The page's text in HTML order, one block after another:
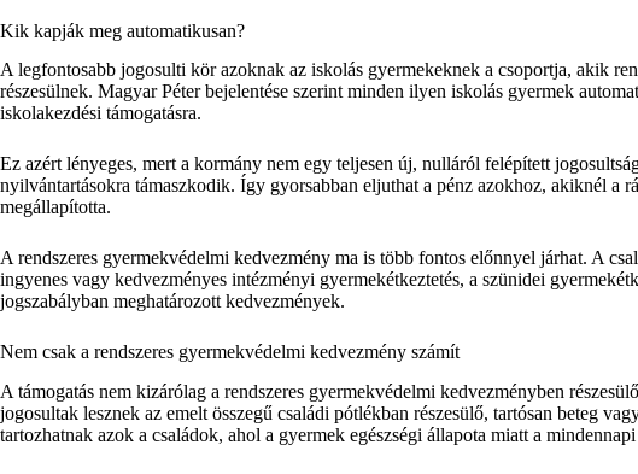
Kik kapják meg automatikusan?
A legfontosabb jogosulti kör azoknak az iskolás gyermekeknek a csoportja, akik
részesülnek. Magyar Péter bejelentése szerint minden ilyen iskolás gyermek
iskolakezdési támogatásra.
Ez azért lényeges, mert a kormány nem egy teljesen új, nulláról felépített
nyilvántartásokra támaszkodik. Így gyorsabban eljuthat a pénz azokhoz, akiknél a
megállapította.
A rendszeres gyermekvédelmi kedvezmény ma is több fontos előnnyel járhat. A
ingyenes vagy kedvezményes intézményi gyermekétkeztetés, a szünidei
jogszabályban meghatározott kedvezmények.
Nem csak a rendszeres gyermekvédelmi kedvezmény számít
A támogatás nem kizárólag a rendszeres gyermekvédelmi kedvezményben
jogosultak lesznek az emelt összegű családi pótlékban részesülő, tartósan beteg
tartozhatnak azok a családok, ahol a gyermek egészségi állapota miatt a